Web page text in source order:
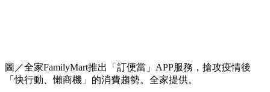
圖／全家FamilyMart推出「訂便當」APP服務，搶攻疫情後
「快行動、懶商機」的消費趨勢。全家提供。